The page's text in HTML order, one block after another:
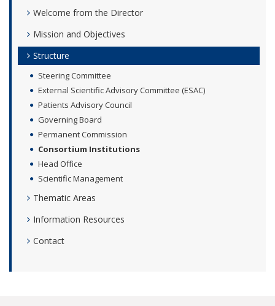
Welcome from the Director
Mission and Objectives
Structure
Steering Committee
External Scientific Advisory Committee (ESAC)
Patients Advisory Council
Governing Board
Permanent Commission
Consortium Institutions
Head Office
Scientific Management
Thematic Areas
Information Resources
Contact